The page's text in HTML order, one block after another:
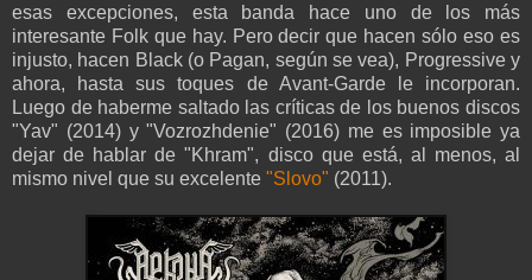
esas excepciones, esta banda hace uno de los más
interesante Folk que hay. Pero decir que hacen sólo eso es
injusto, hacen Black (o Pagan, según se vea), Progressive y
ahora, hasta sus toques de Avant-Garde le incorporan.
Luego de haberme saltado las críticas de los buenos discos
"Yav" (2014) y "Vozrozhdenie" (2016) me es imposible ya
dejar de hablar de "Khram", disco que está, al menos, al
mismo nivel que su excelente "Slovo" (2011).